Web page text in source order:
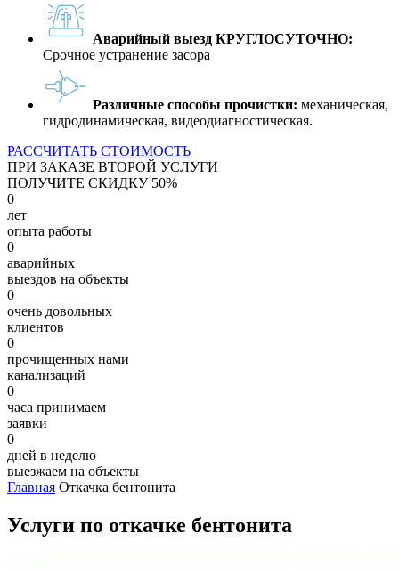
Аварийный выезд КРУГЛОСУТОЧНО:
Срочное устранение засора
Различные способы прочистки: механическая,
гидродинамическая, видеодиагностическая.
РАССЧИТАТЬ СТОИМОСТЬ
ПРИ ЗАКАЗЕ ВТОРОЙ УСЛУГИ
ПОЛУЧИТЕ СКИДКУ 50%
0
лет
опыта работы
0
аварийных
выездов на объекты
0
очень довольных
клиентов
0
прочищенных нами
канализаций
0
часа принимаем
заявки
0
дней в неделю
выезжаем на объекты
Главная Откачка бентонита
Услуги по откачке бентонита